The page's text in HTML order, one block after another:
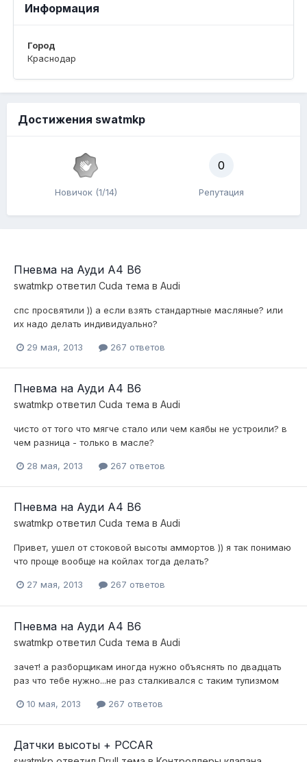
Информация
Город
Краснодар
Достижения swatmkp
Новичок (1/14)
0
Репутация
Пневма на Ауди А4 В6
swatmkp ответил Cuda тема в Audi
спс просвятили )) а если взять стандартные масляные? или
их надо делать индивидуально?
29 мая, 2013 267 ответов
Пневма на Ауди А4 В6
swatmkp ответил Cuda тема в Audi
чисто от того что мягче стало или чем каябы не устроили? в
чем разница - только в масле?
28 мая, 2013 267 ответов
Пневма на Ауди А4 В6
swatmkp ответил Cuda тема в Audi
Привет, ушел от стоковой высоты аммортов )) я так понимаю
что проще вообще на койлах тогда делать?
27 мая, 2013 267 ответов
Пневма на Ауди А4 В6
swatmkp ответил Cuda тема в Audi
зачет! а разборщикам иногда нужно объяснять по двадцать
раз что тебе нужно...не раз сталкивался с таким тупизмом
10 мая, 2013 267 ответов
Датчки высоты + PCCAR